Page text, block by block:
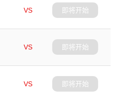
VS
即将开始
VS
即将开始
VS
即将开始